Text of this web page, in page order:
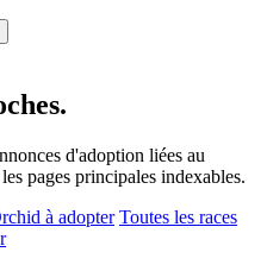
d'adoption liées au
pages principales indexables.
à adopter Toutes les races